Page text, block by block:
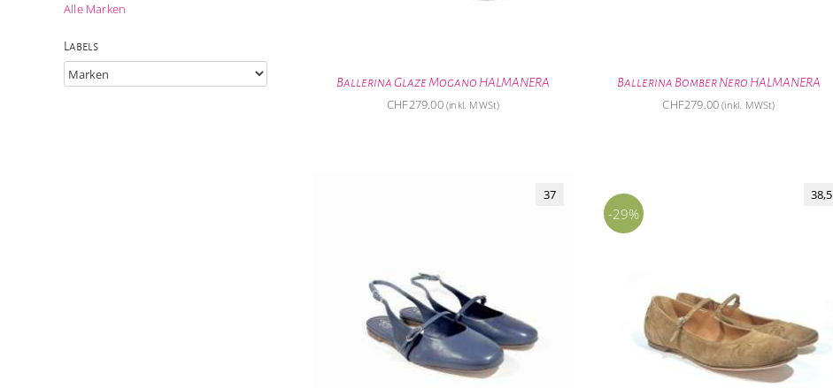
Ballerina Glaze Mogano HALMANERA
CHF279.00 (inkl. MWSt)
Ballerina Bomber Nero HALMANERA
CHF279.00 (inkl. MWSt)
37
-29%
38,5
Alle Marken
Labels